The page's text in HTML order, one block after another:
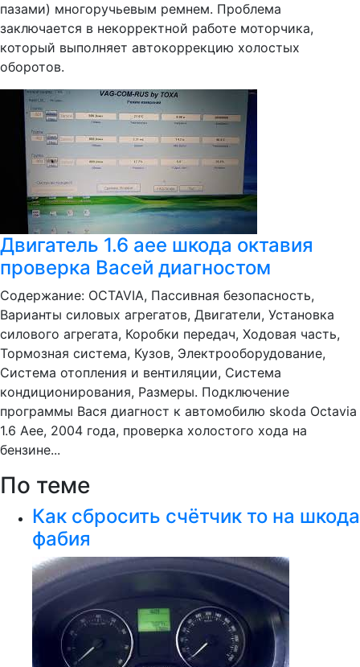
пазами) многоручьевым ремнем. Проблема
заключается в некорректной работе моторчика,
который выполняет автокоррекцию холостых
оборотов.
Двигатель 1.6 aee шкода октавия
проверка Васей диагностом
Содержание: OCTAVIA, Пассивная безопасность,
Варианты силовых агрегатов, Двигатели, Установка
силового агрегата, Коробки передач, Ходовая часть,
Тормозная система, Кузов, Электрооборудование,
Система отопления и вентиляции, Система
кондиционирования, Размеры. Подключение
программы Вася диагност к автомобилю skoda Octavia
1.6 Aee, 2004 года, проверка холостого хода на
бензине...
По теме
Как сбросить счётчик то на шкода
фабия